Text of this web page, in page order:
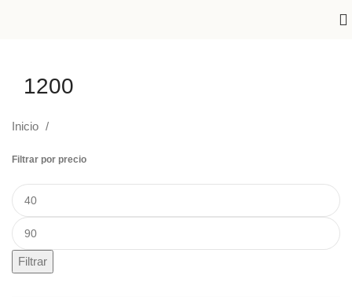
1200
Inicio
Filtrar por precio
Filtrar